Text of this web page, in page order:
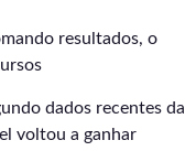
resultados, o
dados recentes da
voltou a ganhar